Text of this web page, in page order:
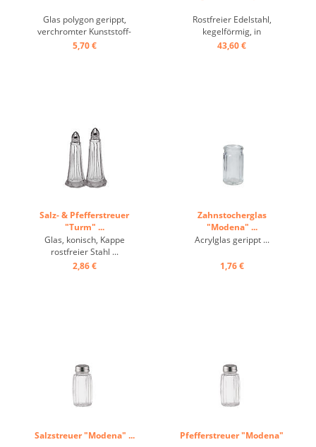
Glas polygon gerippt,
verchromter Kunststoff-
Deckel ...
5,70 €
Rostfreier Edelstahl,
kegelförmig, in
Geschenkverpackung ...
43,60 €
Salz- & Pfefferstreuer
"Turm" ...
Glas, konisch, Kappe
rostfreier Stahl ...
2,86 €
Zahnstocherglas
"Modena" ...
Acrylglas gerippt ...
1,76 €
Salzstreuer "Modena" ...
Pfefferstreuer "Modena"